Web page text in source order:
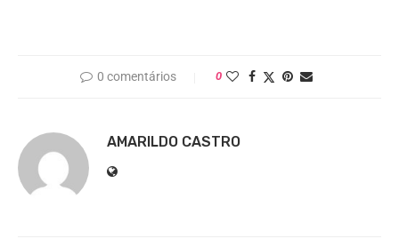
0 comentários 0
AMARILDO CASTRO